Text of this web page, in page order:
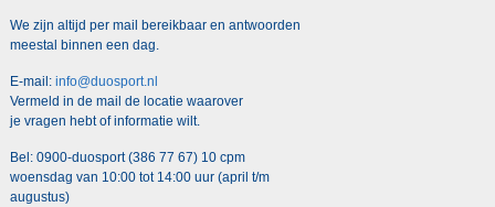
We zijn altijd per mail bereikbaar en antwoorden
meestal binnen een dag.
E-mail: info@duosport.nl
Vermeld in de mail de locatie waarover
je vragen hebt of informatie wilt.
Bel: 0900-duosport (386 77 67) 10 cpm
woensdag van 10:00 tot 14:00 uur (april t/m
augustus)